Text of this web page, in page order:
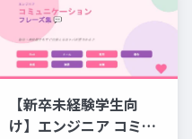
【新卒未経験学生向
け】エンジニア コミュ